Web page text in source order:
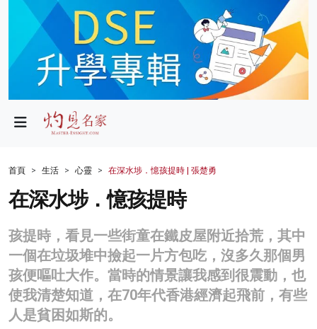
政局
財經
生活
商業
科技
影片
首頁 生活 心靈 在深水埗．憶孩提時 | 張楚勇
在深水埗．憶孩提時
孩提時，看見一些街童在鐵皮屋附近拾荒，其中
一個在垃圾堆中撿起一片方包吃，沒多久那個男
孩便嘔吐大作。當時的情景讓我感到很震動，也
使我清楚知道，在70年代香港經濟起飛前，有些
人是貧困如斯的。